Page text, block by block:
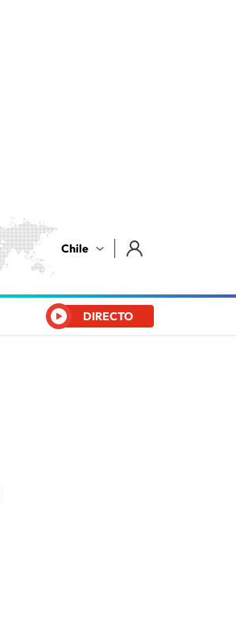
Chile
DIRECTO